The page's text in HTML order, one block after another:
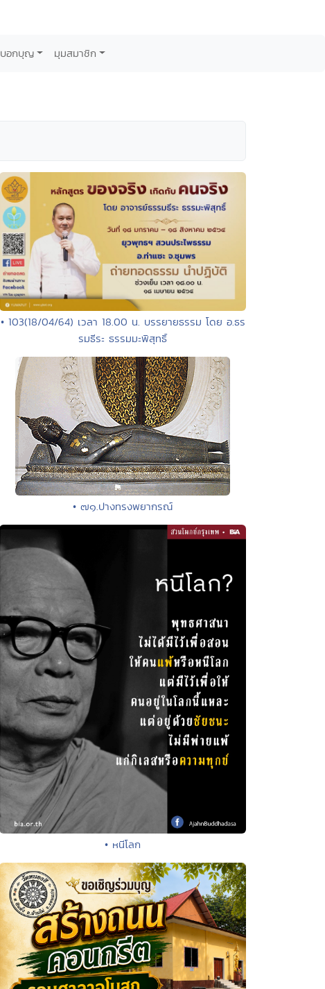
บอกบุญ มุมสมาชิก
• 103(18/04/64) เวลา 18.00 น. บรรยายธรรม โดย อ.ธร
รมธีระ ธรรมมะพิสุทธิ์
• ๗๑.ปางทรงพยากรณ์
• หนีโลก